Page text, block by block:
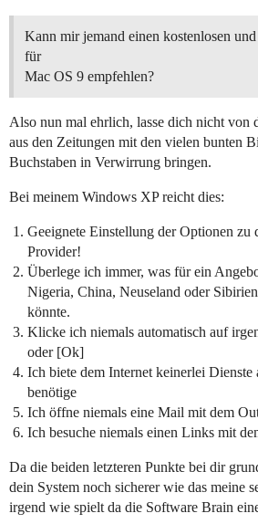
Kann mir jemand einen kostenlosen
für
Mac OS 9 empfehlen?
Also nun mal ehrlich, lasse dich nicht von
aus den Zeitungen mit den vielen bunten
Buchstaben in Verwirrung bringen.
Bei meinem Windows XP reicht dies:
Geeignete Einstellung der Optionen zu
Provider!
Überlege ich immer, was für ein
Nigeria, China, Neuseland oder
könnte.
Klicke ich niemals automatisch auf
oder [Ok]
Ich biete dem Internet keinerlei Dienste
benötige
Ich öffne niemals eine Mail mit dem
Ich besuche niemals einen Links mit
Da die beiden letzteren Punkte bei dir
dein System noch sicherer wie das meine
irgend wie spielt da die Software Brain